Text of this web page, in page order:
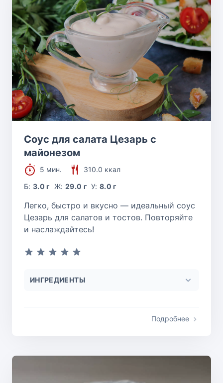
Соус для салата Цезарь с
майонезом
5 мин.
310.0 ккал
Б:3.0 г Ж: 29.0 г У:8.0 г
Легко, быстро и вкусно — идеальный соус
Цезарь для салатов и тостов. Повторяйте
и наслаждайтесь!
ИНГРЕДИЕНТЫ
Подробнее